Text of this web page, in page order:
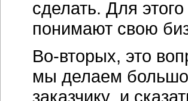
сделать. Для
понимают свою
Во-вторых, это
мы делаем
заказчику и